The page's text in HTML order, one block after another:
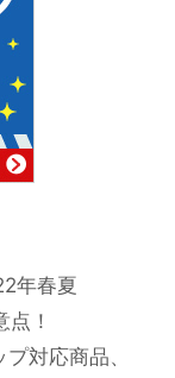
年春夏
！
対応商品、